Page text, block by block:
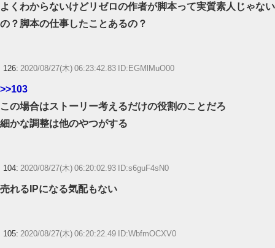
よくわからないけどリゼロの作者が脚本って実質素人じゃない
の？脚本の仕事したことあるの？
126: 2020/08/27(木) 06:23:42.83 ID:EGMlMuO00
>>103
この場合はストーリー考えるだけの役割のことだろ
細かな調整は他のやつがする
104: 2020/08/27(木) 06:20:02.93 ID:s6guF4sN0
売れるIPになる気配もない
105: 2020/08/27(木) 06:20:22.49 ID:WbfmOCXV0